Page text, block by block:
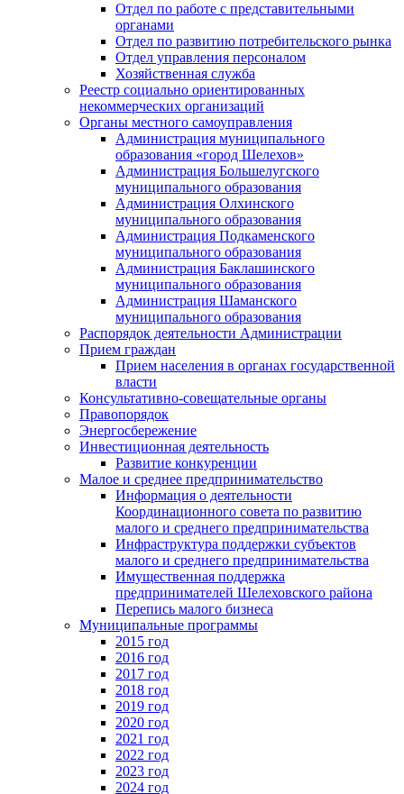
Отдел по работе с представительными
органами
Отдел по развитию потребительского рынка
Отдел управления персоналом
Хозяйственная служба
Реестр социально ориентированных
некоммерческих организаций
Органы местного самоуправления
Администрация муниципального
образования «город Шелехов»
Администрация Большелугского
муниципального образования
Администрация Олхинского
муниципального образования
Администрация Подкаменского
муниципального образования
Администрация Баклашинского
муниципального образования
Администрация Шаманского
муниципального образования
Распорядок деятельности Администрации
Прием граждан
Прием населения в органах государственной
власти
Консультативно-совещательные органы
Правопорядок
Энергосбережение
Инвестиционная деятельность
Развитие конкуренции
Малое и среднее предпринимательство
Информация о деятельности
Координационного совета по развитию
малого и среднего предпринимательства
Инфраструктура поддержки субъектов
малого и среднего предпринимательства
Имущественная поддержка
предпринимателей Шелеховского района
Перепись малого бизнеса
Муниципальные программы
2015 год
2016 год
2017 год
2018 год
2019 год
2020 год
2021 год
2022 год
2023 год
2024 год